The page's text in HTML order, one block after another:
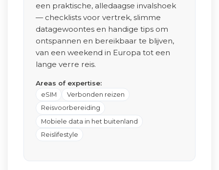
een praktische, alledaagse invalshoek
— checklists voor vertrek, slimme
datagewoontes en handige tips om
ontspannen en bereikbaar te blijven,
van een weekend in Europa tot een
lange verre reis.
Areas of expertise:
eSIM
Verbonden reizen
Reisvoorbereiding
Mobiele data in het buitenland
Reislifestyle